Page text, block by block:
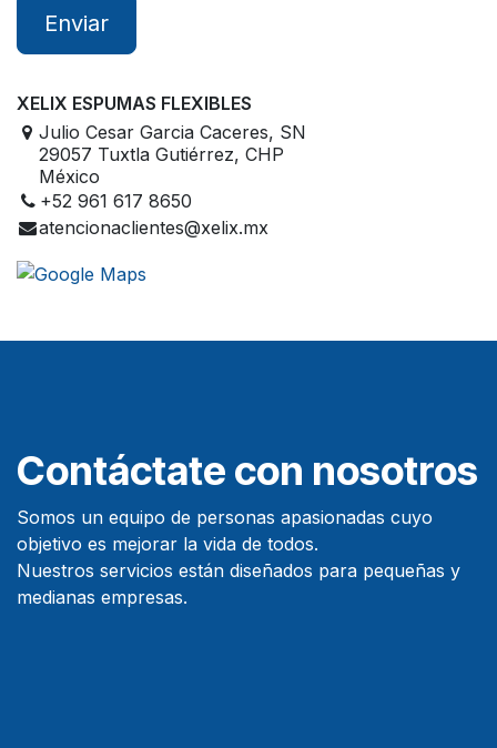
Enviar
XELIX ESPUMAS FLEXIBLES
Julio Cesar Garcia Caceres, SN
29057 Tuxtla Gutiérrez, CHP
México
+52 961 617 8650
atencionaclientes@xelix.mx
Contáctate con nosotros
Somos un equipo de personas apasionadas cuyo
objetivo es mejorar la vida de todos.
Nuestros servicios están diseñados para pequeñas y
medianas empresas.